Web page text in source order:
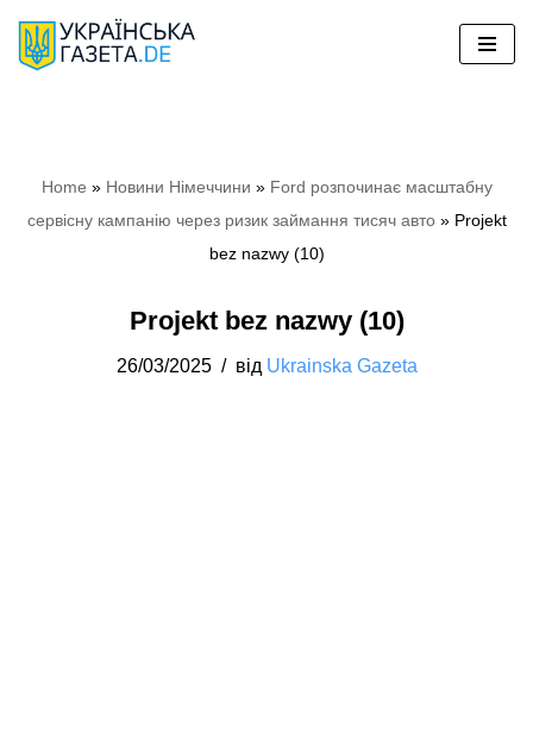
Перейти
Home » Новини Німеччини » Ford розпочинає масштабну
сервісну кампанію через ризик займання тисяч авто» Projekt
bez nazwy (10)
Projekt bez nazwy (10)
26/03/2025 від Ukrainska Gazeta